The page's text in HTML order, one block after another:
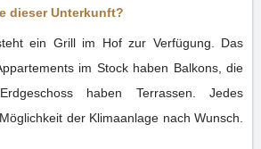
dieser Unterkunft?
ein Grill im Hof zur Verfügung. Das
im Stock haben Balkons, die
haben Terrassen. Jedes
der Klimaanlage nach Wunsch.